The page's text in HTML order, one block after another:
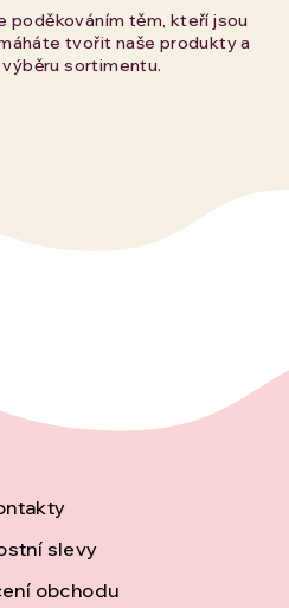
poděkováním těm, kteří jsou
tvořit naše produkty a
sortimentu.
slevy
obchodu